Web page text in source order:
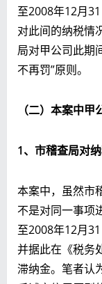
至2008年12月
对此间的纳税情
局对甲公司此期
不再罚”原则。
（二）本案中甲
1、 市稽查局对
本案中，虽然市
不是对同一事项
至2008年12月
并据此在《税务
滞纳金。笔者认